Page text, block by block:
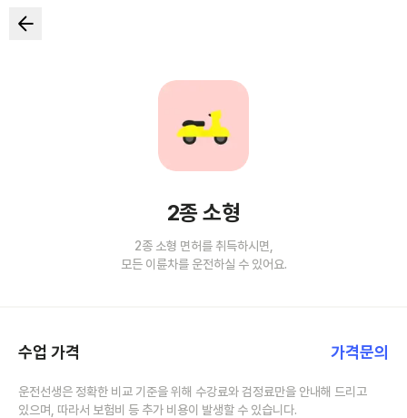
2종 소형
2종 소형 면허를 취득하시면,
모든 이륜차를 운전하실 수 있어요.
수업 가격 가격문의
운전선생은 정확한 비교 기준을 위해 수강료와 검정료만을 안내해 드리고
있으며, 따라서 보험비 등 추가 비용이 발생할 수 있습니다.